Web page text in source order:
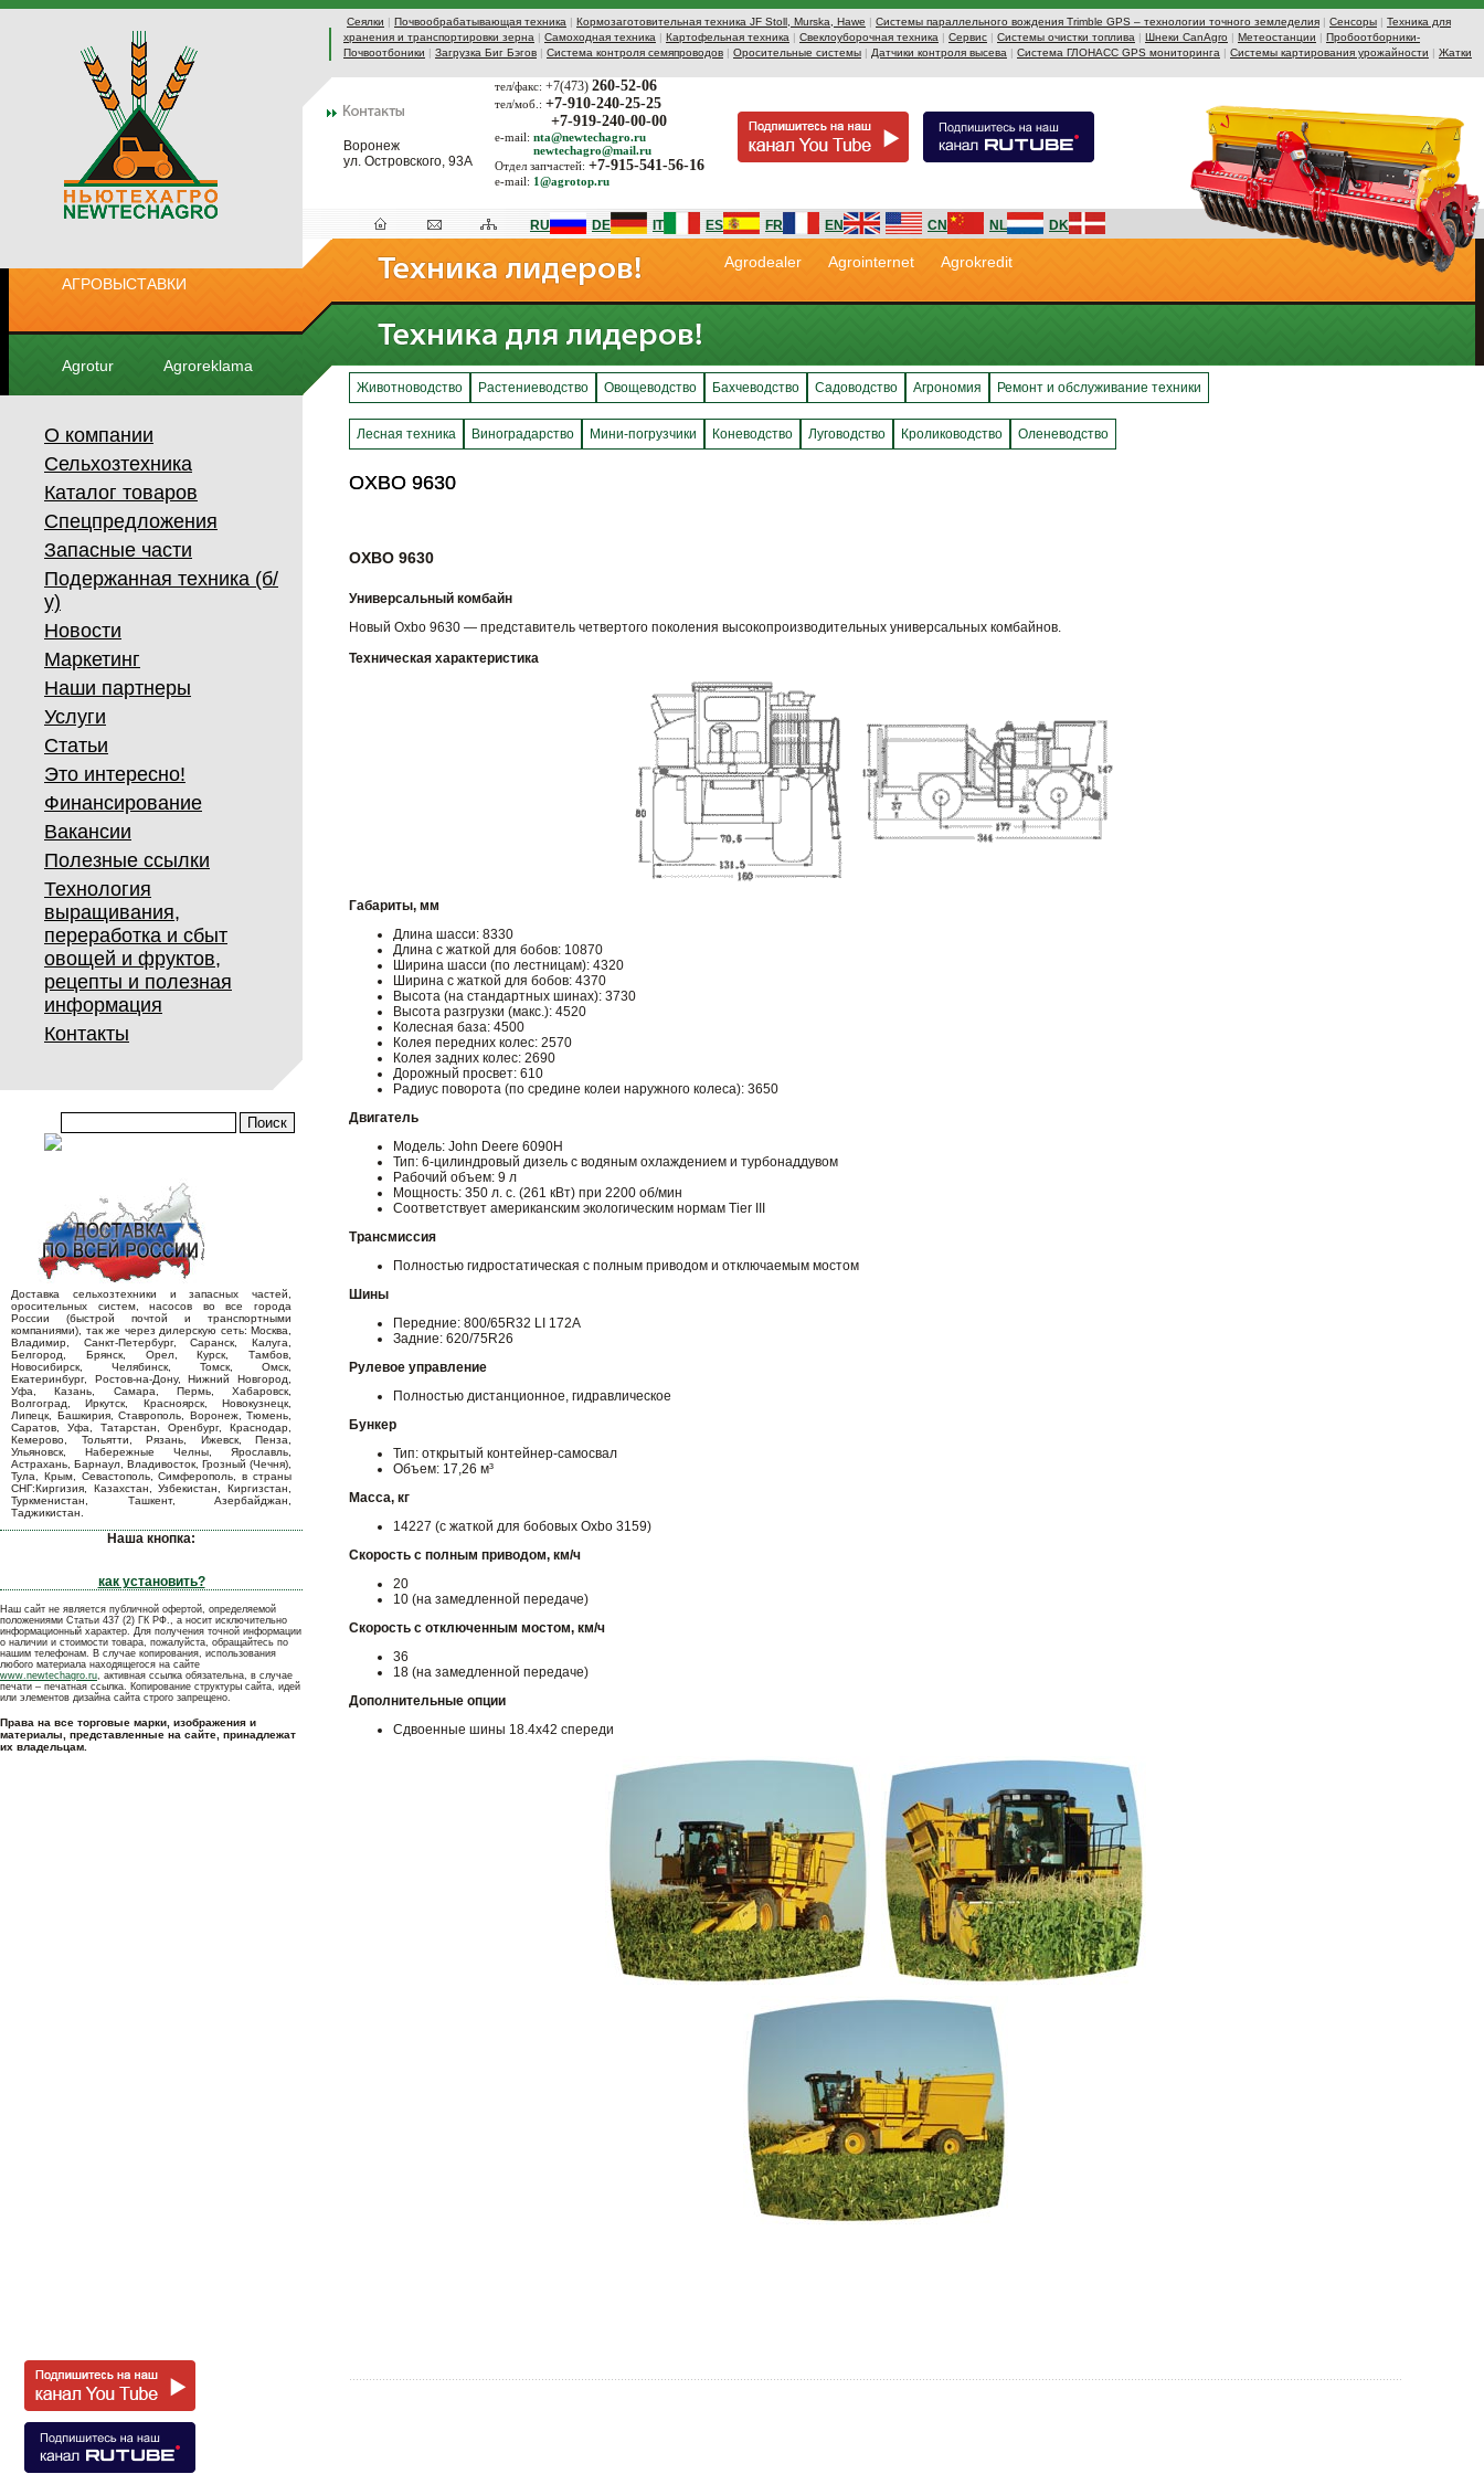
Сеялки | Почвообрабатывающая техника | Кормозаготовительная техника JF Stoll, Murska, Hawe | Системы параллельного вождения Trimble GPS – технологии точного земледелия | Сенсоры | Техника для
хранения и транспортировки зерна | Самоходная техника | Картофельная техника | Свеклоуборочная техника | Сервис | Системы очистки топлива | Шнеки CanAgro | Метеостанции | Пробоотборники-
Почвоотбоники | Загрузка Биг Бэгов | Система контроля семяпроводов | Оросительные системы | Датчики контроля высева | Система ГЛОНАСС GPS мониторинга | Системы картирования урожайности | Жатки
Воронеж
ул. Островского, 93А
тел/факс: +7(473) 260-52-06
тел/моб.: +7-910-240-25-25
+7-919-240-00-00
e-mail: nta@newtechagro.ru
newtechagro@mail.ru
Отдел запчастей: +7-915-541-56-16
e-mail: 1@agrotop.ru
АГРОВЫСТАВКИ
Agrotur Agroreklama
RU DE IT ES FR EN CN NL DK
Agrodealer Agrointernet Agrokredit
О компании
Сельхозтехника
Каталог товаров
Спецпредложения
Запасные части
Подержанная техника (б/
у)
Новости
Маркетинг
Наши партнеры
Услуги
Статьи
Это интересно!
Финансирование
Вакансии
Полезные ссылки
Технология
выращивания,
переработка и сбыт
овощей и фруктов,
рецепты и полезная
информация
Контакты
Доставка сельхозтехники и запасных частей,
оросительных систем, насосов во все города
России (быстрой почтой и транспортными
компаниями), так же через дилерскую сеть: Москва,
Владимир, Санкт-Петербург, Саранск, Калуга,
Белгород, Брянск, Орел, Курск, Тамбов,
Новосибирск, Челябинск, Томск, Омск,
Екатеринбург, Ростов-на-Дону, Нижний Новгород,
Уфа, Казань, Самара, Пермь, Хабаровск,
Волгоград, Иркутск, Красноярск, Новокузнецк,
Липецк, Башкирия, Ставрополь, Воронеж, Тюмень,
Саратов, Уфа, Татарстан, Оренбург, Краснодар,
Кемерово, Тольятти, Рязань, Ижевск, Пенза,
Ульяновск, Набережные Челны, Ярославль,
Астрахань, Барнаул, Владивосток, Грозный (Чечня),
Тула, Крым, Севастополь, Симферополь, в страны
СНГ:Киргизия, Казахстан, Узбекистан, Киргизстан,
Туркменистан, Ташкент, Азербайджан,
Таджикистан.
Наша кнопка:
как установить?
Наш сайт не является публичной офертой, определяемой
положениями Статьи 437 (2) ГК РФ., а носит исключительно
информационный характер. Для получения точной информации
о наличии и стоимости товара, пожалуйста, обращайтесь по
нашим телефонам. В случае копирования, использования
любого материала находящегося на сайте
www.newtechagro.ru, активная ссылка обязательна, в случае
печати – печатная ссылка. Копирование структуры сайта, идей
или элементов дизайна сайта строго запрещено.
Права на все торговые марки, изображения и
материалы, представленные на сайте, принадлежат
их владельцам.
Животноводство Растениеводство Овощеводство Бахчеводство Садоводство Агрономия Ремонт и обслуживание техники
Лесная техника Виноградарство Мини-погрузчики Коневодство Луговодство Кролиководство Оленеводство
OXBO 9630
OXBO 9630
OXBO 9630
Универсальный комбайн
Новый Oxbo 9630 — представитель четвертого поколения высокопроизводительных универсальных комбайнов.
Техническая характеристика
Габариты, мм
Длина шасси: 8330
Длина с жаткой для бобов: 10870
Ширина шасси (по лестницам): 4320
Ширина с жаткой для бобов: 4370
Высота (на стандартных шинах): 3730
Высота разгрузки (макс.): 4520
Колесная база: 4500
Колея передних колес: 2570
Колея задних колес: 2690
Дорожный просвет: 610
Радиус поворота (по средине колеи наружного колеса): 3650
Двигатель
Модель: John Deere 6090H
Тип: 6-цилиндровый дизель с водяным охлаждением и турбонаддувом
Рабочий объем: 9 л
Мощность: 350 л. с. (261 кВт) при 2200 об/мин
Cоответствует американским экологическим нормам Tier III
Трансмиссия
Полностью гидростатическая с полным приводом и отключаемым мостом
Шины
Передние: 800/65R32 LI 172A
Задние: 620/75R26
Рулевое управление
Полностью дистанционное, гидравлическое
Бункер
Тип: открытый контейнер-самосвал
Объем: 17,26 м³
Масса, кг
14227 (с жаткой для бобовых Oxbo 3159)
Скорость с полным приводом, км/ч
20
10 (на замедленной передаче)
Скорость с отключенным мостом, км/ч
36
18 (на замедленной передаче)
Дополнительные опции
Сдвоенные шины 18.4x42 спереди